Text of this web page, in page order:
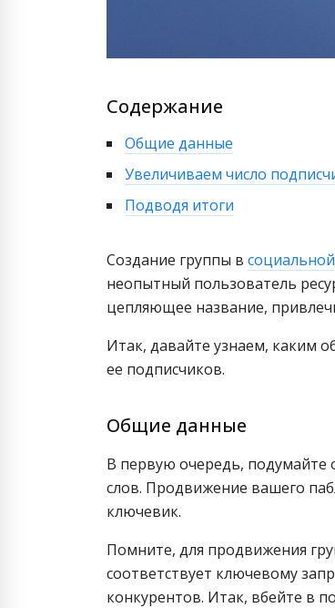
Содержание
Общие данные
Увеличиваем число
Подводя итоги
Создание группы в
неопытный пользователь
цепляющее название,
Итак, давайте узнаем, каким
ее подписчиков.
Общие данные
В первую очередь, подумайте
слов. Продвижение вашего
ключевик.
Помните, для продвижения
соответствует ключевому
конкурентов. Итак, вбейте в